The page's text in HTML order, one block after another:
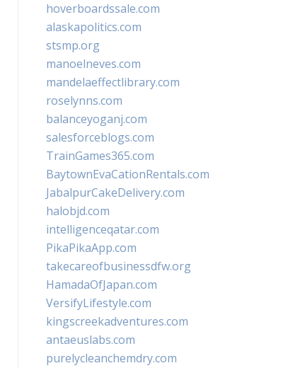
hoverboardssale.com
alaskapolitics.com
stsmp.org
manoelneves.com
mandelaeffectlibrary.com
roselynns.com
balanceyoganj.com
salesforceblogs.com
TrainGames365.com
BaytownEvaCationRentals.com
JabalpurCakeDelivery.com
halobjd.com
intelligenceqatar.com
PikaPikaApp.com
takecareofbusinessdfw.org
HamadaOfJapan.com
VersifyLifestyle.com
kingscreekadventures.com
antaeuslabs.com
purelycleanchemdry.com